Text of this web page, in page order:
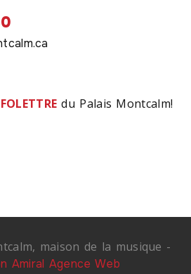
du Palais Montcalm!
maison de la musique -
Amiral Agence Web